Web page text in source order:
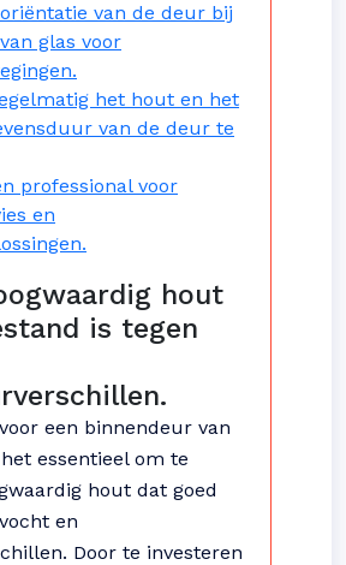
van de deur bij
glas voor
het hout en het
van de deur te
professional voor
en
hout
is tegen
een binnendeur van
essentieel om te
hout dat goed
en
Door te investeren